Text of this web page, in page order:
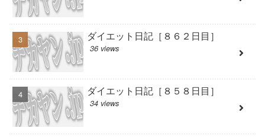
ダイエット日記［８６２日目］
36 views
ダイエット日記［８５８日目］
34 views